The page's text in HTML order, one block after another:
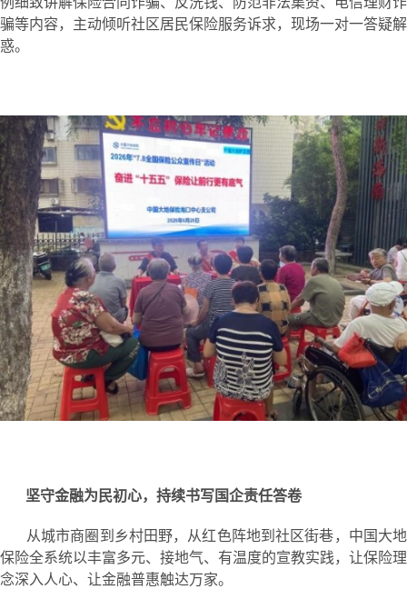
骗等内容，主动倾听社区居民保险服务诉求，现场一对一答疑解
惑。
坚守金融为民初心，持续书写国企责任答卷
从城市商圈到乡村田野，从红色阵地到社区街巷，中国大地
保险全系统以丰富多元、接地气、有温度的宣教实践，让保险理
念深入人心、让金融普惠触达万家。